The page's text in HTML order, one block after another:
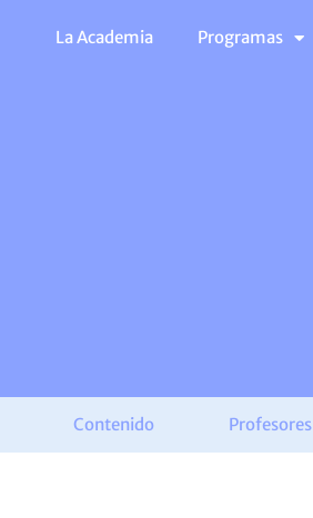
La Academia Programas
Contenido Profesores